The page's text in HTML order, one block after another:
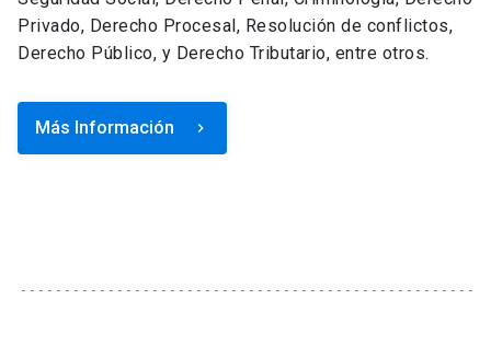
Privado, Derecho Procesal, Resolución de conflictos,
Derecho Público, y Derecho Tributario, entre otros.
Más Información keyboard_arrow_right